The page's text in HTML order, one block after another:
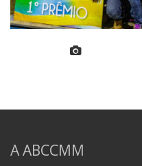
A ABCCMM